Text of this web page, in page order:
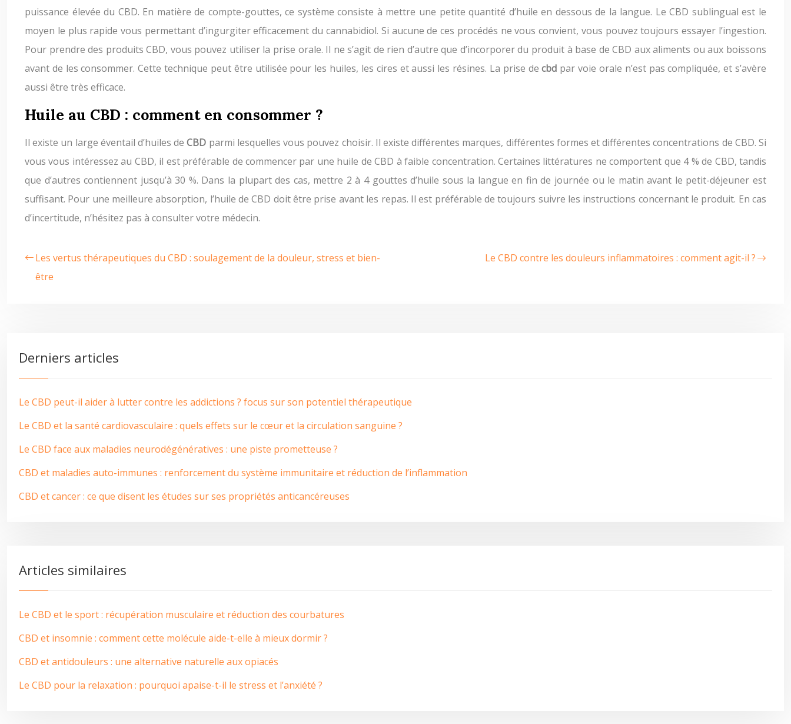
puissance élevée du CBD. En matière de compte-gouttes, ce système consiste à mettre une petite quantité d’huile en dessous de la langue. Le CBD sublingual est le
moyen le plus rapide vous permettant d’ingurgiter efficacement du cannabidiol. Si aucune de ces procédés ne vous convient, vous pouvez toujours essayer l’ingestion.
Pour prendre des produits CBD, vous pouvez utiliser la prise orale. Il ne s’agit de rien d’autre que d’incorporer du produit à base de CBD aux aliments ou aux boissons
avant de les consommer. Cette technique peut être utilisée pour les huiles, les cires et aussi les résines. La prise decbd par voie orale n’est pas compliquée, et s’avère
aussi être très efficace.
Huile au CBD : comment en consommer ?
Il existe un large éventail d’huiles deCBD parmi lesquelles vous pouvez choisir. Il existe différentes marques, différentes formes et différentes concentrations de CBD. Si
vous vous intéressez au CBD, il est préférable de commencer par une huile de CBD à faible concentration. Certaines littératures ne comportent que 4 % de CBD, tandis
que d’autres contiennent jusqu’à 30 %. Dans la plupart des cas, mettre 2 à 4 gouttes d’huile sous la langue en fin de journée ou le matin avant le petit-déjeuner est
suffisant. Pour une meilleure absorption, l’huile de CBD doit être prise avant les repas. Il est préférable de toujours suivre les instructions concernant le produit. En cas
d’incertitude, n’hésitez pas à consulter votre médecin.
Les vertus thérapeutiques du CBD : soulagement de la douleur, stress et bien-
être
Le CBD contre les douleurs inflammatoires : comment agit-il ?
Derniers articles
Le CBD peut-il aider à lutter contre les addictions ? focus sur son potentiel thérapeutique
Le CBD et la santé cardiovasculaire : quels effets sur le cœur et la circulation sanguine ?
Le CBD face aux maladies neurodégénératives : une piste prometteuse ?
CBD et maladies auto-immunes : renforcement du système immunitaire et réduction de l’inflammation
CBD et cancer : ce que disent les études sur ses propriétés anticancéreuses
Articles similaires
Le CBD et le sport : récupération musculaire et réduction des courbatures
CBD et insomnie : comment cette molécule aide-t-elle à mieux dormir ?
CBD et antidouleurs : une alternative naturelle aux opiacés
Le CBD pour la relaxation : pourquoi apaise-t-il le stress et l’anxiété ?